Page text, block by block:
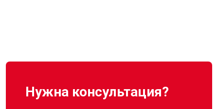
Нужна консультация?